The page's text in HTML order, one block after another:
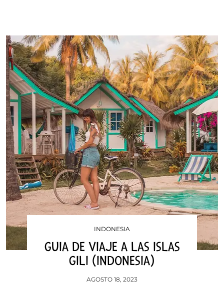
INDONESIA
GUIA DE VIAJE A LAS ISLAS
GILI (INDONESIA)
AGOSTO 18, 2023